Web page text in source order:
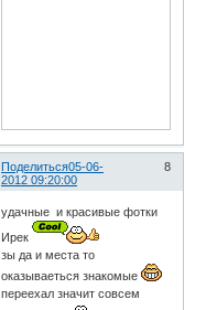
Поделиться 8
05-06-
2012 09:20:00
удачные и красивые фотки
Ирек
зы да и места то
оказываеться знакомые
переехал значит совсем